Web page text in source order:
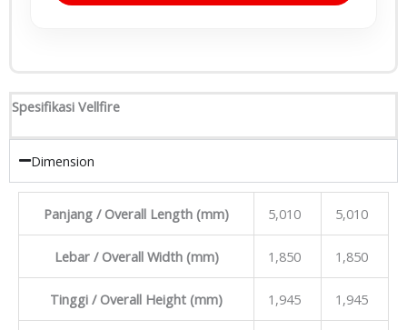
Spesifikasi Vellfire
Dimension
Panjang / Overall Length (mm) 5,010 5,010
Lebar / Overall Width (mm) 1,850 1,850
Tinggi / Overall Height (mm) 1,945 1,945